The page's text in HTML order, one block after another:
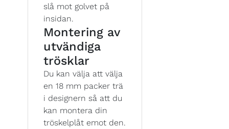
slå mot golvet på
insidan.
Montering av
utvändiga
trösklar
Du kan välja att välja
en 18 mm packer trä
i designern så att du
kan montera din
tröskelplåt emot den.